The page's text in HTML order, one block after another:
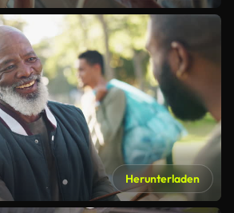
Herunterladen